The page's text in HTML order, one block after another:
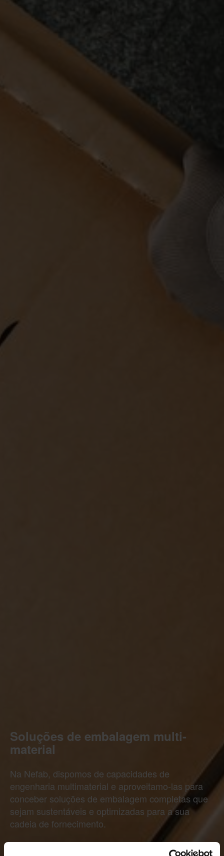
Soluções de embalagem multi-
material
Na Nefab, dispomos de capacidades de
engenharia multimaterial e aproveitamo-las para
conceber soluções de embalagem completas que
sejam sustentáveis e optimizadas para a sua
cadeia de fornecimento.